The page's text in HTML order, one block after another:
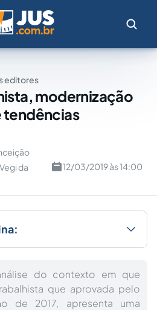
editores
modernização
tendências
da
12/03/2019 às 14:00
do contexto em que
que aprovada pelo
de 2017, apresenta uma